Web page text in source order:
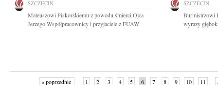
SZCZECIN
Mateuszowi Piskorskiemu z powodu śmierci Ojca
Jerzego Współpracownicy i przyjaciele z FUAW
SZCZECIN
Burmistrzowi
wyrazy
« poprzednie 1 2 3 4 5 6 7 8 9 10 11